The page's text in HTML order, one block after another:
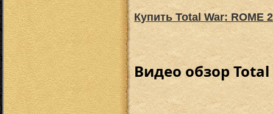
Купить Total War: ROME
Видео обзор Total